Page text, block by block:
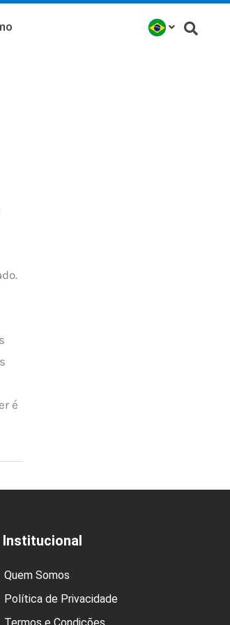
é
Institucional
Quem Somos
Política de Privacidade
Termos e Condições